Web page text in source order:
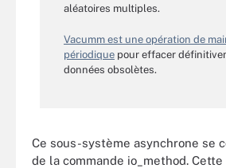
aléatoires multiples.
Vacumm est une opération de
périodique pour effacer
données obsolètes.
Ce sous-système asynchrone se
de la commande io_method. Cette